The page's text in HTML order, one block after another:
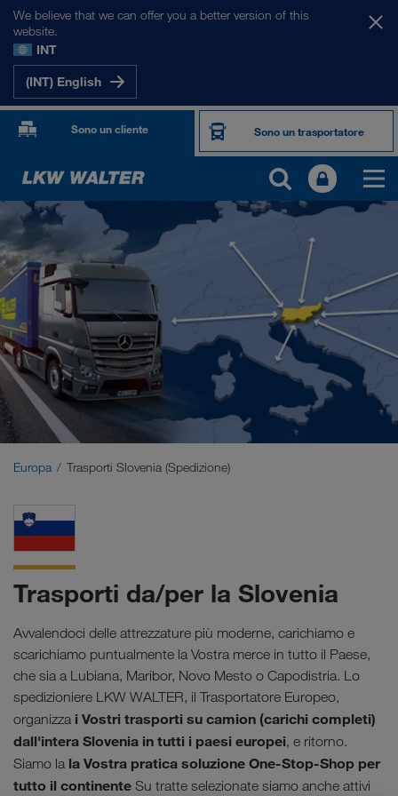
We believe that we can offer you a better version of this
website.
INT
(INT) English
Sono un cliente Sono un trasportatore
I NOSTRI MERCATI
Europa
Asia Centrale
Russia
Medio Oriente
Europa Trasporti Slovenia (Spedizione)
Trasporti da/per la Slovenia
Avvalendoci delle attrezzature più moderne, carichiamo e
scarichiamo puntualmente la Vostra merce in tutto il Paese,
che sia a Lubiana, Maribor, Novo Mesto o Capodistria. Lo
spedizioniere LKW WALTER, il Trasportatore Europeo,
organizza i Vostri trasporti su camion (carichi completi)
dall'intera Slovenia in tutti i paesi europei, e ritorno.
Siamo la la Vostra pratica soluzione One-Stop-Shop per
tutto il continente Su tratte selezionate siamo anche attivi